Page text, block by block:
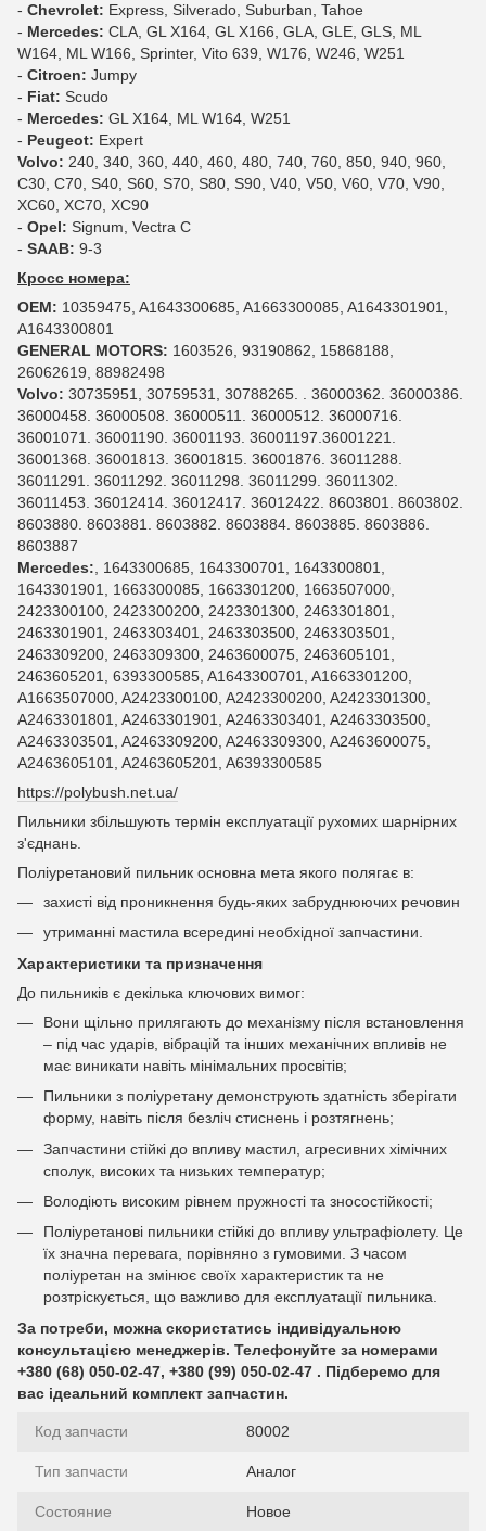
- Chevrolet: Express, Silverado, Suburban, Tahoe
- Mercedes: CLA, GL X164, GL X166, GLA, GLE, GLS, ML
W164, ML W166, Sprinter, Vito 639, W176, W246, W251
- Citroen: Jumpy
- Fiat: Scudo
- Mercedes: GL X164, ML W164, W251
- Peugeot: Expert
Volvo: 240, 340, 360, 440, 460, 480, 740, 760, 850, 940, 960,
C30, C70, S40, S60, S70, S80, S90, V40, V50, V60, V70, V90,
XC60, XC70, XC90
- Opel: Signum, Vectra C
- SAAB: 9-3
Кросс номера:
OEM: 10359475, A1643300685, A1663300085, A1643301901,
A1643300801
GENERAL MOTORS: 1603526, 93190862, 15868188,
26062619, 88982498
Volvo: 30735951, 30759531, 30788265. . 36000362. 36000386.
36000458. 36000508. 36000511. 36000512. 36000716.
36001071. 36001190. 36001193. 36001197.36001221.
36001368. 36001813. 36001815. 36001876. 36011288.
36011291. 36011292. 36011298. 36011299. 36011302.
36011453. 36012414. 36012417. 36012422. 8603801. 8603802.
8603880. 8603881. 8603882. 8603884. 8603885. 8603886.
8603887
Mercedes: , 1643300685, 1643300701, 1643300801,
1643301901, 1663300085, 1663301200, 1663507000,
2423300100, 2423300200, 2423301300, 2463301801,
2463301901, 2463303401, 2463303500, 2463303501,
2463309200, 2463309300, 2463600075, 2463605101,
2463605201, 6393300585, A1643300701, A1663301200,
A1663507000, A2423300100, A2423300200, A2423301300,
A2463301801, A2463301901, A2463303401, A2463303500,
A2463303501, A2463309200, A2463309300, A2463600075,
A2463605101, A2463605201, A6393300585
https://polybush.net.ua/
Пильники збільшують термін експлуатації рухомих шарнірних
з'єднань.
Поліуретановий пильник основна мета якого полягає в:
захисті від проникнення будь-яких забруднюючих речовин
утриманні мастила всередині необхідної запчастини.
Характеристики та призначення
До пильників є декілька ключових вимог:
Вони щільно прилягають до механізму після встановлення
– під час ударів, вібрацій та інших механічних впливів не
має виникати навіть мінімальних просвітів;
Пильники з поліуретану демонструють здатність зберігати
форму, навіть після безліч стиснень і розтягнень;
Запчастини стійкі до впливу мастил, агресивних хімічних
сполук, високих та низьких температур;
Володіють високим рівнем пружності та зносостійкості;
Поліуретанові пильники стійкі до впливу ультрафіолету. Це
їх значна перевага, порівняно з гумовими. З часом
поліуретан на змінює своїх характеристик та не
розтріскується, що важливо для експлуатації пильника.
За потреби, можна скористатись індивідуальною
консультацією менеджерів. Телефонуйте за номерами
+380 (68) 050-02-47, +380 (99) 050-02-47 . Підберемо для
вас ідеальний комплект запчастин.
Код запчасти 80002
Тип запчасти Аналог
Состояние Новое